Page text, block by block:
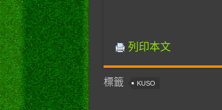
列印本文
標籤 KUSO